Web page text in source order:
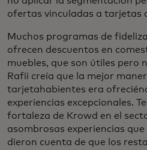
ofertas vinculadas a tarjetas
Muchos programas de
ofrecen descuentos en
muebles, que son útiles pero
Rafii creía que la mejor
tarjetahabientes era
experiencias excepcionales.
fortaleza de Krowd en el
asombrosas experiencias
dieron cuenta de que los